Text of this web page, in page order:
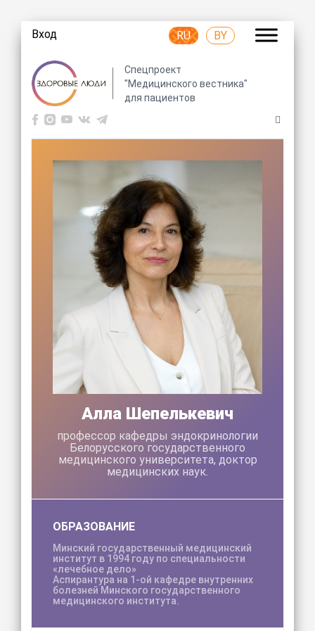
Вход RU BY
Спецпроект
"Медицинского вестника"
для пациентов
Алла Шепелькевич
профессор кафедры эндокринологии
Белорусского государственного
медицинского университета, доктор
медицинских наук.
ОБРАЗОВАНИЕ
Минский государственный медицинский
институт в 1994 году по специальности
«лечебное дело»
Аспирантура на 1-ой кафедре внутренних
болезней Минского государственного
медицинского института.